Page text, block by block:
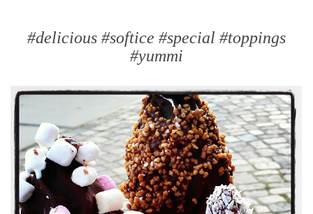
#delicious #softice #special #toppings
#yummi